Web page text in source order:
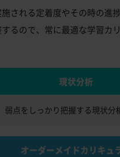
される定着度やその時の進
るので、常に最適な学習カ
現状分析
弱点をしっかり把握する現状分
オーダーメイドカリキュ